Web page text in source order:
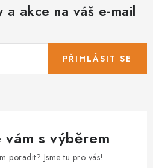
akce na váš e-mail
PŘIHLÁSIT SE
vám s výběrem
poradit? Jsme tu pro vás!